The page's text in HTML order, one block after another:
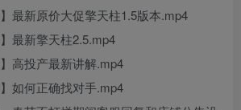
】最新原价大促擎天柱1.5版本.mp4
最新擎天柱2.5.mp4
】高投产最新讲解.mp4
】如何正确找对手.mp4